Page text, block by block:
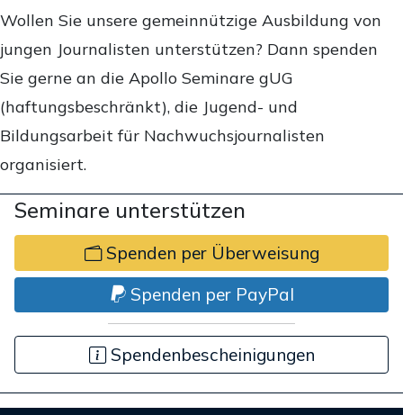
Wollen Sie unsere gemeinnützige Ausbildung von
jungen Journalisten unterstützen? Dann spenden
Sie gerne an die Apollo Seminare gUG
(haftungsbeschränkt), die Jugend- und
Bildungsarbeit für Nachwuchsjournalisten
organisiert.
Seminare unterstützen
Spenden per Überweisung
Spenden per PayPal
Spendenbescheinigungen